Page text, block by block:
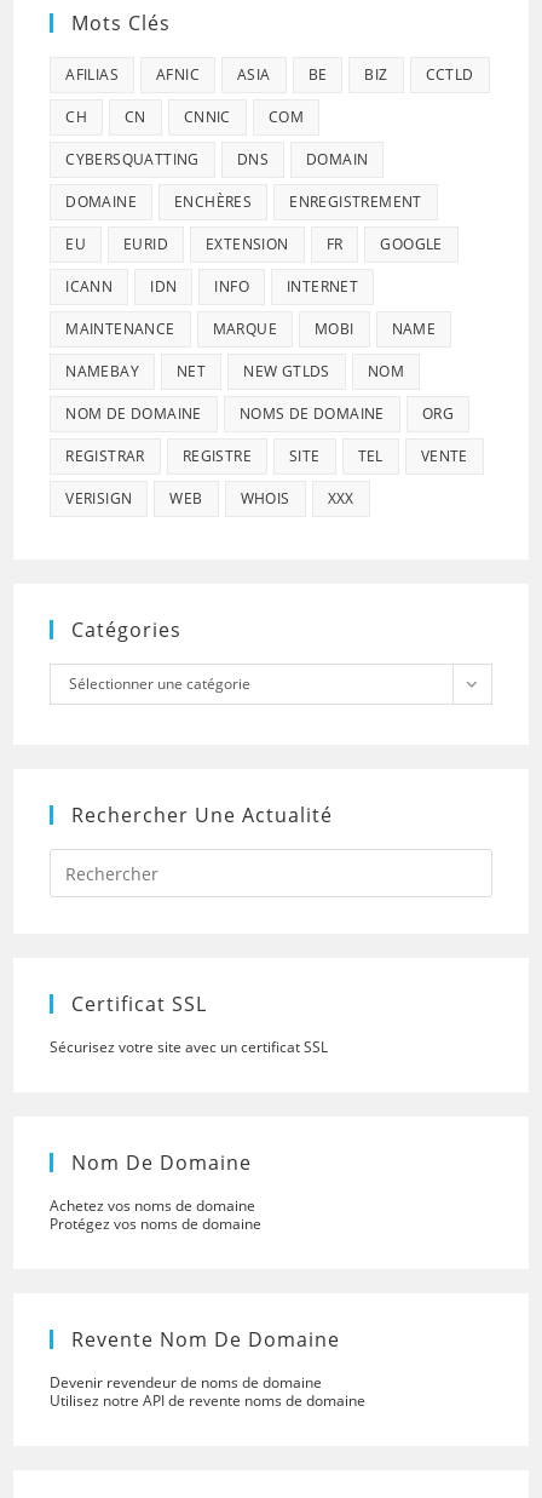
Mots Clés
AFILIAS AFNIC ASIA BE BIZ CCTLD
CH CN CNNIC COM
CYBERSQUATTING DNS DOMAIN
DOMAINE ENCHÈRES ENREGISTREMENT
EU EURID EXTENSION FR GOOGLE
ICANN IDN INFO INTERNET
MAINTENANCE MARQUE MOBI NAME
NAMEBAY NET NEW GTLDS NOM
NOM DE DOMAINE NOMS DE DOMAINE ORG
REGISTRAR REGISTRE SITE TEL VENTE
VERISIGN WEB WHOIS XXX
Catégories
Catégories
Sélectionner une catégorie
Rechercher Une Actualité
Press
to
Certificat SSL
Sécurisez votre site avec un certificat SSL
Nom De Domaine
Achetez vos noms de domaine
Protégez vos noms de domaine
Revente Nom De Domaine
Devenir revendeur de noms de domaine
Utilisez notre API de revente noms de domaine